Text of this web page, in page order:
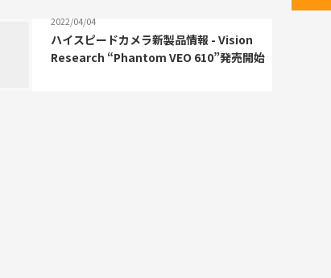
2022/04/04
ハイスピードカメラ新製品情報 - Vision
Research “Phantom VEO 610”発売開始